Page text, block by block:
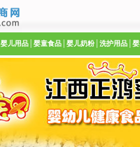
婴儿用品 婴童食品 婴儿奶粉│ 洗护用品